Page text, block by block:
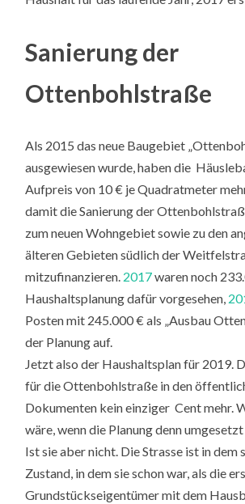
Sanierung der
Ottenbohlstraße
Als 2015 das neue Baugebiet
ausgewiesen wurde, haben die
Aufpreis von 10 € je Quadratmeter
damit die Sanierung der
zum neuen Wohngebiet sowie zu den
älteren Gebieten südlich der
mitzufinanzieren. 2017waren noch
Haushaltsplanung dafür vorgesehen,
Posten mit 245.000 € als „Ausbau
der Planung auf.
Jetzt also der Haushaltsplan für 2019.
für die Ottenbohlstraße in den
Dokumenten kein einziger Cent mehr.
wäre, wenn die Planung denn
Ist sie aber nicht. Die Strasse ist in dem
Zustand, in dem sie schon war, als die
Grundstückseigentümer mit dem